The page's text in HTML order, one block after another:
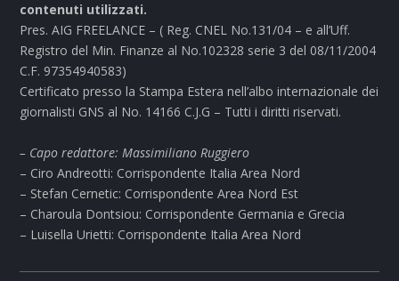
contenuti utilizzati.
Pres. AIG FREELANCE – ( Reg. CNEL No.131/04 – e all’Uff.
Registro del Min. Finanze al No.102328 serie 3 del 08/11/2004
C.F. 97354940583)
Certificato presso la Stampa Estera nell’albo internazionale dei
giornalisti GNS al No. 14166 C.J.G – Tutti i diritti riservati.
– Capo redattore: Massimiliano Ruggiero
– Ciro Andreotti: Corrispondente Italia Area Nord
– Stefan Cernetic: Corrispondente Area Nord Est
– Charoula Dontsiou: Corrispondente Germania e Grecia
– Luisella Urietti: Corrispondente Italia Area Nord